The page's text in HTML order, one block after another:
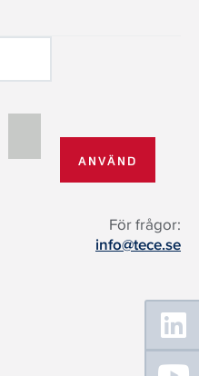
För frågor:
info@tece.se
Floating